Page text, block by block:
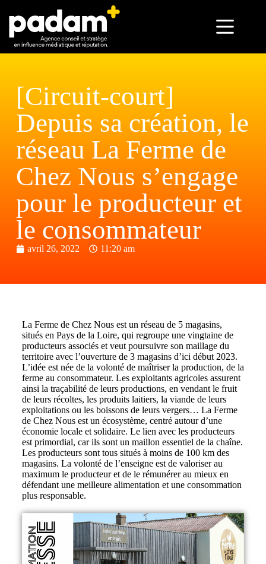
[Circuit-court]
Depuis sa création, le
réseau La Ferme de
Chez Nous s’engage
pour le producteur et
le consommateur
avril 26, 2022 11:20 am
La Ferme de Chez Nous est un réseau de 5 magasins,
situés en Pays de la Loire, qui regroupe une vingtaine de
producteurs associés et veut poursuivre son maillage du
territoire avec l’ouverture de 3 magasins d’ici début 2023.
L’idée est née de la volonté de maîtriser la production, de la
ferme au consommateur. Les exploitants agricoles assurent
ainsi la traçabilité de leurs productions, en vendant le fruit
de leurs récoltes, les produits laitiers, la viande de leurs
exploitations ou les boissons de leurs vergers… La Ferme
de Chez Nous est un écosystème, centré autour d’une
économie locale et solidaire. Le lien avec les producteurs
est primordial, car ils sont un maillon essentiel de la chaîne.
Les producteurs sont tous situés à moins de 100 km des
magasins. La volonté de l’enseigne est de valoriser au
maximum le producteur et de le rémunérer au mieux en
défendant une meilleure alimentation et une consommation
plus responsable.